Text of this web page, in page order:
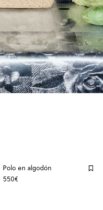
Polo en algodón
550€